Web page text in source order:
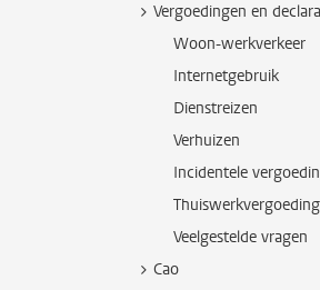
Vergoedingen en
Woon-werkverkeer
Internetgebruik
Dienstreizen
Verhuizen
Incidentele
Thuiswerkvergoeding
Veelgestelde vragen
Cao